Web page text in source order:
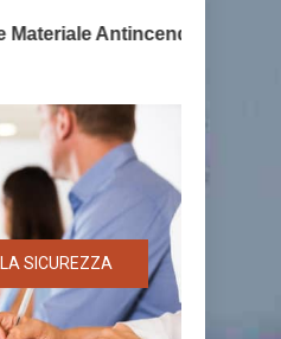
Antincendio, la
SICUREZZA